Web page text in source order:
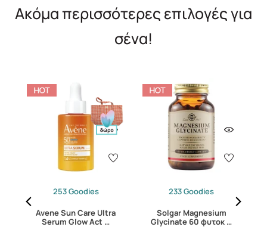
Ακόμα περισσότερες επιλογές για
σένα!
253 Goodies
Avene Sun Care Ultra
Serum Glow Act …
233 Goodies
Solgar Magnesium
Glycinate 60 φυτοκ …